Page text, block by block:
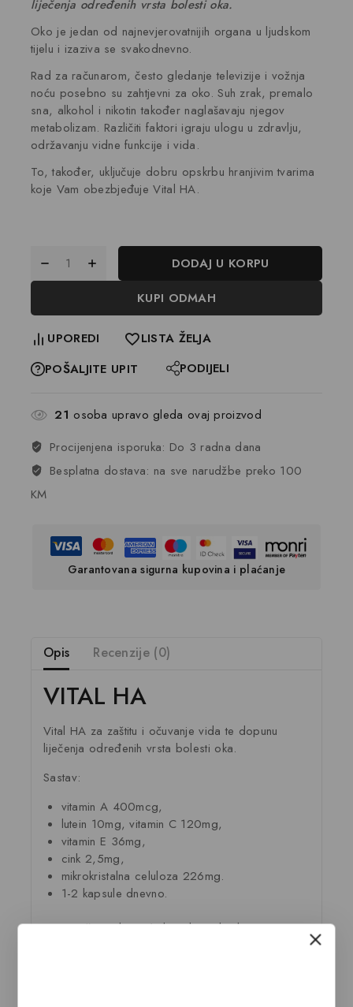
liječenja određenih vrsta bolesti oka.
Oko je jedan od najnevjerovatnijih organa u ljudskom
tijelu i izaziva se svakodnevno.
Rad za računarom, često gledanje televizije i vožnja
noću posebno su zahtjevni za oko. Suh zrak, premalo
sna, alkohol i nikotin također naglašavaju njegov
metabolizam. Različiti faktori igraju ulogu u zdravlju,
održavanju vidne funkcije i vida.
To, također, uključuje dobru opskrbu hranjivim tvarima
koje Vam obezbjeđuje Vital HA.
DODAJ U KORPU
KUPI ODMAH
UPOREDI
LISTA ŽELJA
POŠALJITE UPIT
PODIJELI
21 osoba upravo gleda ovaj proizvod
Procijenjena isporuka: Do 3 radna dana
Besplatna dostava: na sve narudžbe preko 100
KM
Garantovana sigurna kupovina i plaćanje
Opis Recenzije (0)
VITAL HA
Vital HA za zaštitu i očuvanje vida te dopunu
liječenja određenih vrsta bolesti oka.
Sastav:
vitamin A 400mcg,
lutein 10mg, vitamin C 120mg,
vitamin E 36mg,
cink 2,5mg,
mikrokristalna celuloza 226mg.
1-2 kapsule dnevno.
Preporučena doza: 1 do 2 kapsule dnevno.